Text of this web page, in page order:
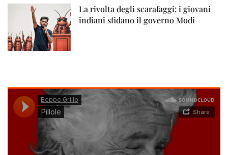
La rivolta degli scarafaggi: i giovani
indiani sfidano il governo Modi